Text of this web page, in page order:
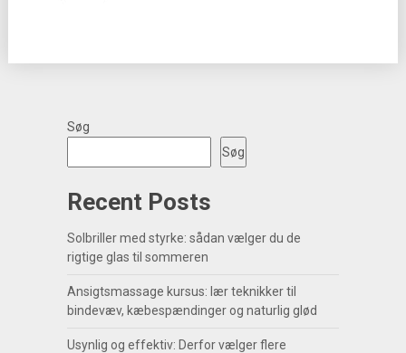
Søg
Søg
Recent Posts
Solbriller med styrke: sådan vælger du de
rigtige glas til sommeren
Ansigtsmassage kursus: lær teknikker til
bindevæv, kæbespændinger og naturlig glød
Usynlig og effektiv: Derfor vælger flere